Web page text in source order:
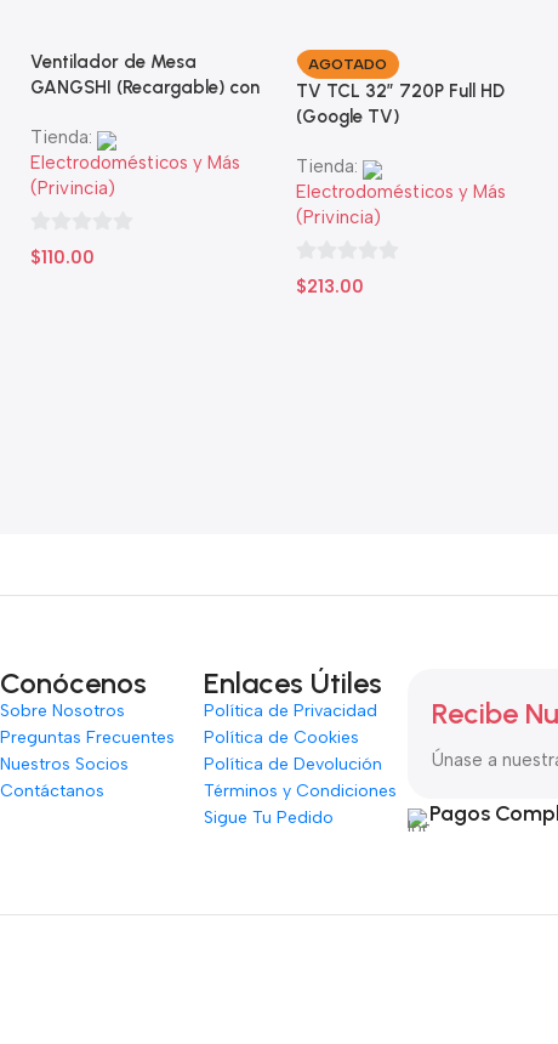
Ventilador de Mesa
GANGSHI (Recargable) con
Tienda:
Electrodomésticos y Más
(Privincia)
0
$110.00
AGOTADO
TV TCL 32” 720P Full HD
(Google TV)
Tienda:
Electrodomésticos y Más
(Privincia)
0
$213.00
Conócenos
Sobre Nosotros
Preguntas Frecuentes
Nuestros Socios
Contáctanos
Enlaces Útiles
Política de Privacidad
Política de Cookies
Política de Devolución
Términos y Condiciones
Sigue Tu Pedido
Recibe
Únase a
Pagos